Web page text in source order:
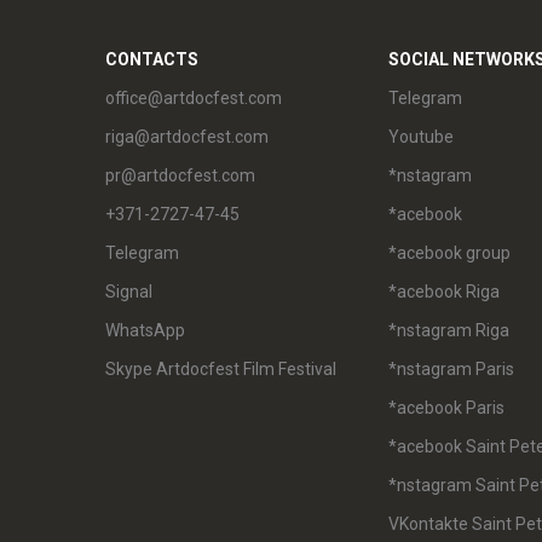
CONTACTS
office@artdocfest.com
riga@artdocfest.com
pr@artdocfest.com
+371-2727-47-45
Telegram
Signal
WhatsApp
Skype Artdocfest Film Festival
SOCIAL
Telegram
Youtube
*nstagram
*acebook
*acebook group
*acebook Riga
*nstagram Riga
*nstagram Paris
*acebook Paris
*acebook Saint
*nstagram Saint
VKontakte Saint